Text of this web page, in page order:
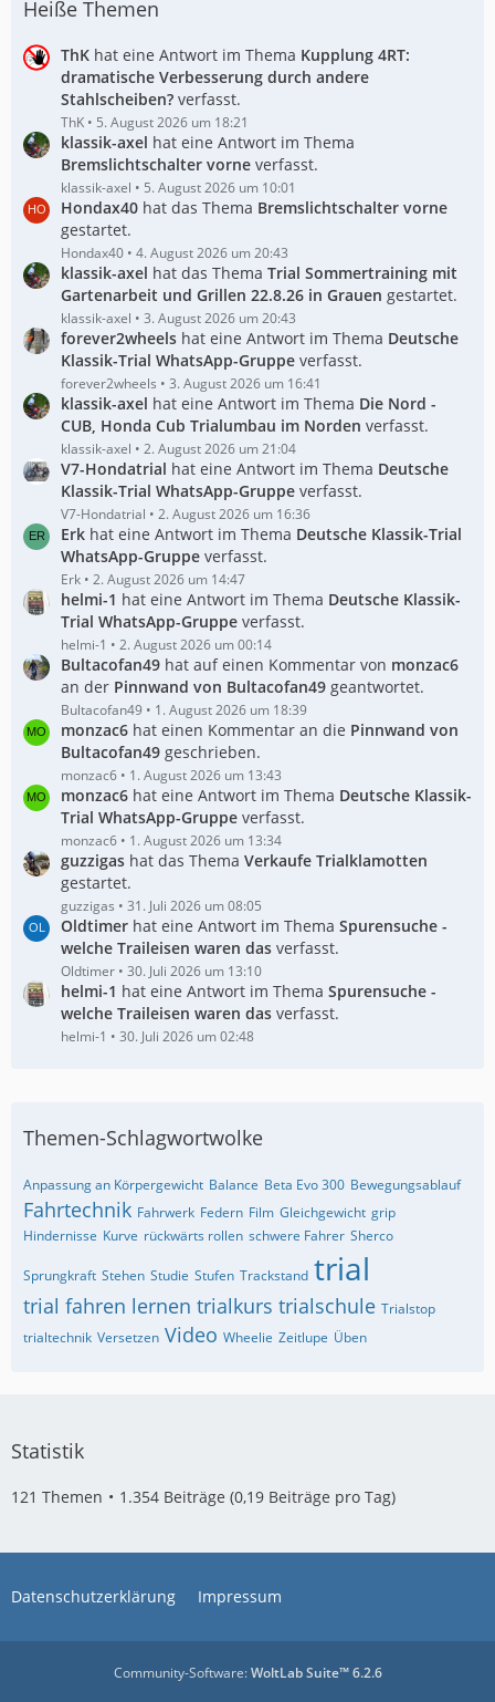
Heiße Themen
ThK hat eine Antwort im Thema Kupplung 4RT:
dramatische Verbesserung durch andere
Stahlscheiben? verfasst.
ThK 5. August 2026 um 18:21
klassik-axel hat eine Antwort im Thema
Bremslichtschalter vorne verfasst.
klassik-axel 5. August 2026 um 10:01
Hondax40 hat das Thema Bremslichtschalter vorne
gestartet.
Hondax40 4. August 2026 um 20:43
klassik-axel hat das Thema Trial Sommertraining mit
Gartenarbeit und Grillen 22.8.26 in Grauen gestartet.
klassik-axel 3. August 2026 um 20:43
forever2wheels hat eine Antwort im Thema Deutsche
Klassik-Trial WhatsApp-Gruppe verfasst.
forever2wheels 3. August 2026 um 16:41
klassik-axel hat eine Antwort im Thema Die Nord -
CUB, Honda Cub Trialumbau im Norden verfasst.
klassik-axel 2. August 2026 um 21:04
V7-Hondatrial hat eine Antwort im Thema Deutsche
Klassik-Trial WhatsApp-Gruppe verfasst.
V7-Hondatrial 2. August 2026 um 16:36
Erk hat eine Antwort im Thema Deutsche Klassik-Trial
WhatsApp-Gruppe verfasst.
Erk 2. August 2026 um 14:47
helmi-1 hat eine Antwort im Thema Deutsche Klassik-
Trial WhatsApp-Gruppe verfasst.
helmi-1 2. August 2026 um 00:14
Bultacofan49 hat auf einen Kommentar von monzac6
an der Pinnwand von Bultacofan49 geantwortet.
Bultacofan49 1. August 2026 um 18:39
monzac6 hat einen Kommentar an die Pinnwand von
Bultacofan49 geschrieben.
monzac6 1. August 2026 um 13:43
monzac6 hat eine Antwort im Thema Deutsche Klassik-
Trial WhatsApp-Gruppe verfasst.
monzac6 1. August 2026 um 13:34
guzzigas hat das Thema Verkaufe Trialklamotten
gestartet.
guzzigas 31. Juli 2026 um 08:05
Oldtimer hat eine Antwort im Thema Spurensuche -
welche Traileisen waren das verfasst.
Oldtimer 30. Juli 2026 um 13:10
helmi-1 hat eine Antwort im Thema Spurensuche -
welche Traileisen waren das verfasst.
helmi-1 30. Juli 2026 um 02:48
Themen-Schlagwortwolke
Anpassung an Körpergewicht Balance Beta Evo 300 Bewegungsablauf
Fahrtechnik Fahrwerk Federn Film Gleichgewicht grip
Hindernisse Kurve rückwärts rollen schwere Fahrer Sherco
Sprungkraft Stehen Studie Stufen Trackstand trial
trial fahren lernen trialkurs trialschule Trialstop
trialtechnik Versetzen Video Wheelie Zeitlupe Üben
Statistik
121 Themen 1.354 Beiträge (0,19 Beiträge pro Tag)
Datenschutzerklärung Impressum
Community-Software:WoltLab Suite™ 6.2.6